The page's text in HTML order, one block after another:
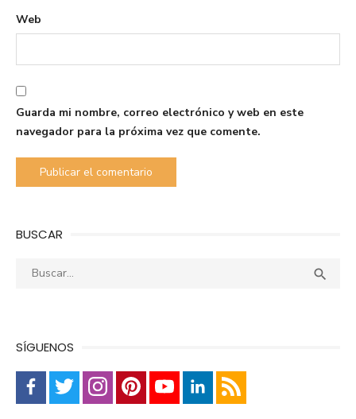
Web
Guarda mi nombre, correo electrónico y web en este
navegador para la próxima vez que comente.
BUSCAR
Buscar: 
SÍGUENOS